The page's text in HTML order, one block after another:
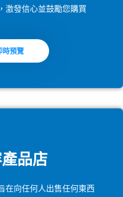
激發信心並鼓勵您購買
時預覽
品店
在向任何人出售任何東西